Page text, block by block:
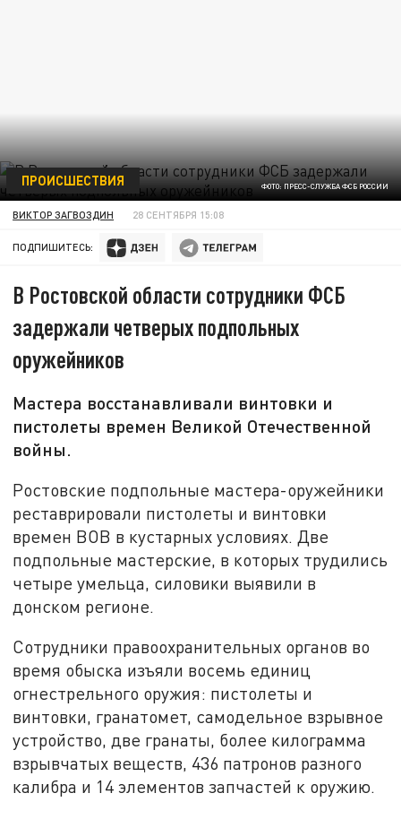
ФОТО: ПРЕСС-СЛУЖБА ФСБ РОССИИ
ПРОИСШЕСТВИЯ
ВИКТОР ЗАГВОЗДИН 28 СЕНТЯБРЯ 15:08
ПОДПИШИТЕСЬ:
В Ростовской области сотрудники ФСБ
задержали четверых подпольных
оружейников
Мастера восстанавливали винтовки и
пистолеты времен Великой Отечественной
войны.
Ростовские подпольные мастера-оружейники
реставрировали пистолеты и винтовки
времен ВОВ в кустарных условиях. Две
подпольные мастерские, в которых трудились
четыре умельца, силовики выявили в
донском регионе.
Сотрудники правоохранительных органов во
время обыска изъяли восемь единиц
огнестрельного оружия: пистолеты и
винтовки, гранатомет, самодельное взрывное
устройство, две гранаты, более килограмма
взрывчатых веществ, 436 патронов разного
калибра и 14 элементов запчастей к оружию.